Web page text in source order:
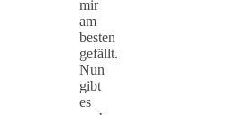
mir
am
besten
gefällt.
Nun
gibt
es